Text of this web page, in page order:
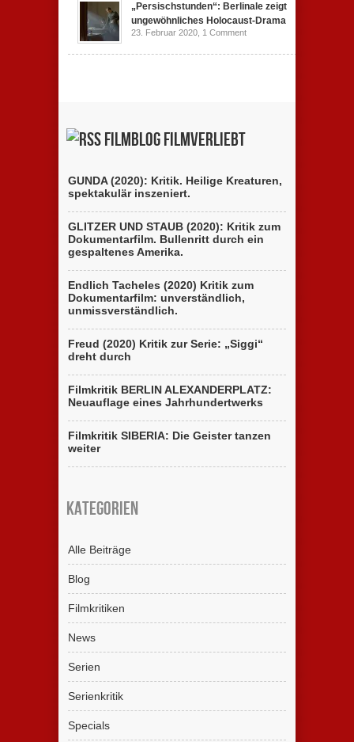
„Persischstunden“: Berlinale zeigt
ungewöhnliches Holocaust-Drama
23. Februar 2020, 1 Comment
Filmblog filmverliebt
GUNDA (2020): Kritik. Heilige Kreaturen,
spektakulär inszeniert.
GLITZER UND STAUB (2020): Kritik zum
Dokumentarfilm. Bullenritt durch ein
gespaltenes Amerika.
Endlich Tacheles (2020) Kritik zum
Dokumentarfilm: unverständlich,
unmissverständlich.
Freud (2020) Kritik zur Serie: „Siggi“
dreht durch
Filmkritik BERLIN ALEXANDERPLATZ:
Neuauflage eines Jahrhundertwerks
Filmkritik SIBERIA: Die Geister tanzen
weiter
Kategorien
Alle Beiträge
Blog
Filmkritiken
News
Serien
Serienkritik
Specials